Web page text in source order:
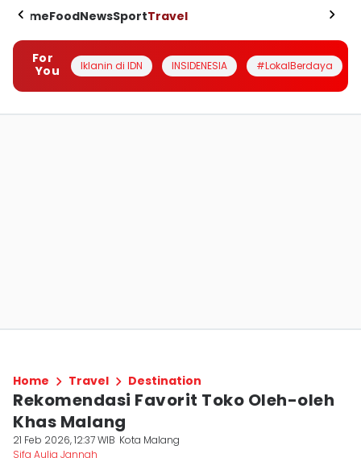
HomeFoodNewsSportTravel
For
You
Iklanin di IDN INSIDENESIA #LokalBerdaya
Home Travel Destination
Rekomendasi Favorit Toko Oleh-oleh
Khas Malang
21 Feb 2026, 12:37 WIB Kota Malang
Sifa Aulia Jannah